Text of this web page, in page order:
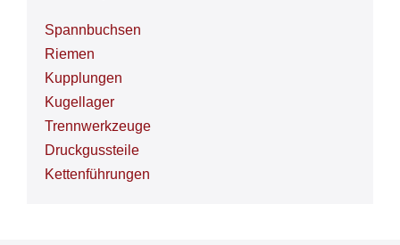
Spannbuchsen
Riemen
Kupplungen
Kugellager
Trennwerkzeuge
Druckgussteile
Kettenführungen